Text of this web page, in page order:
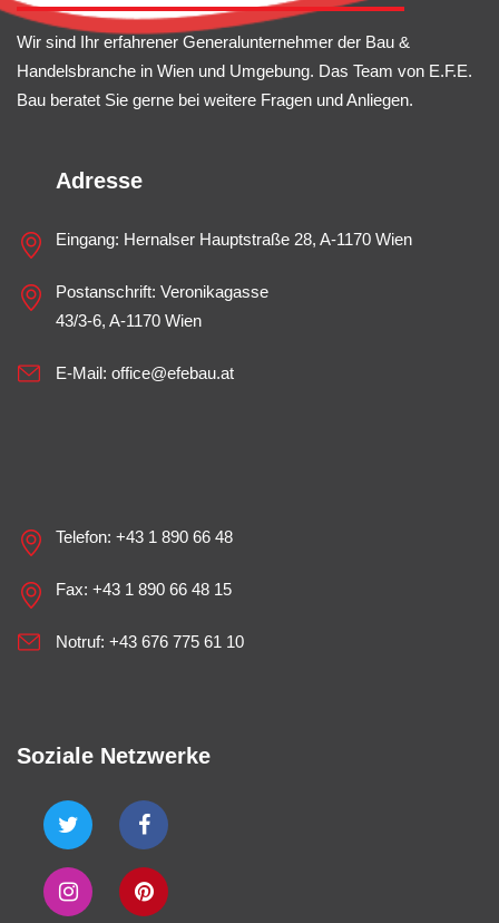
Wir sind Ihr erfahrener Generalunternehmer der Bau &
Handelsbranche in Wien und Umgebung. Das Team von E.F.E.
Bau beratet Sie gerne bei weitere Fragen und Anliegen.
Adresse
Eingang: Hernalser Hauptstraße 28, A-1170 Wien
Postanschrift: Veronikagasse
43/3-6, A-1170 Wien
E-Mail: office@efebau.at
Telefon: +43 1 890 66 48
Fax: +43 1 890 66 48 15
Notruf: +43 676 775 61 10
Soziale Netzwerke